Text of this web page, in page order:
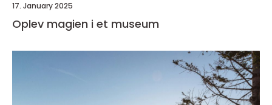
17. January 2025
Oplev magien i et museum